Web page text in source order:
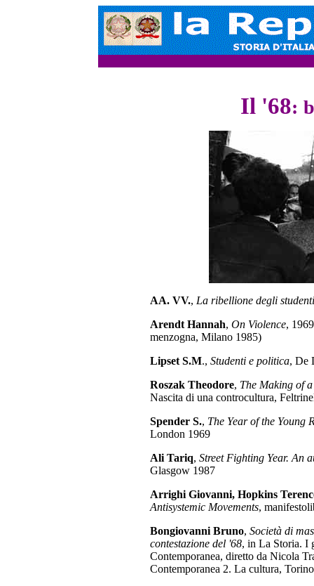
Il '68:
AA. VV., La ribellione degli studenti
Arendt Hannah, On Violence,
menzogna, Milano 1985)
Lipset S.M., Studenti e politica, De
Roszak Theodore, The Making of
Nascita di una controcultura,
Spender S., The Year of the Young
London 1969
Ali Tariq, Street Fighting Year. An
Glasgow 1987
Arrighi Giovanni, Hopkins
Antisystemic Movements,
Bongiovanni Bruno, Società di
contestazione del '68, in La Storia. I
Contemporanea, diretto da Nicola
Contemporanea 2. La cultura,